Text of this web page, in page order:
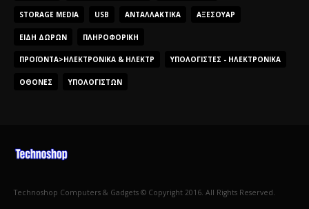
STORAGE MEDIA USB ΑΝΤΑΛΛΑΚΤΙΚΆ ΑΞΕΣΟΥΆΡ
ΕΊΔΗ ΔΏΡΩΝ ΠΛΗΡΟΦΟΡΙΚΉ
ΠΡΟΪΌΝΤΑ>ΗΛΕΚΤΡΟΝΙΚΆ & ΗΛΕΚΤΡ ΥΠΟΛΟΓΙΣΤΈΣ - ΗΛΕΚΤΡΟΝΙΚΆ
ΟΘΌΝΕΣ ΥΠΟΛΟΓΙΣΤΏΝ
Technoshop Computers & Gadgets © Copyright 2016. All Rights Reserved.